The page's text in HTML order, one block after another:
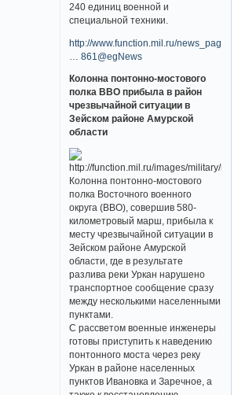
240 единиц военной и
специальной техники.
http://www.function.mil.ru/news_page/
… 861@egNews
Колонна понтонно-мостового
полка ВВО прибыла в район
чрезвычайной ситуации в
Зейском районе Амурской
области
Колонна понтонно-мостового
полка Восточного военного
округа (ВВО), совершив 580-
километровый марш, прибыла к
месту чрезвычайной ситуации в
Зейском районе Амурской
области, где в результате
разлива реки Уркан нарушено
транспортное сообщение сразу
между несколькими населенными
пунктами.
С рассветом военные инженеры
готовы приступить к наведению
понтонного моста через реку
Уркан в районе населенных
пунктов Ивановка и Заречное, а